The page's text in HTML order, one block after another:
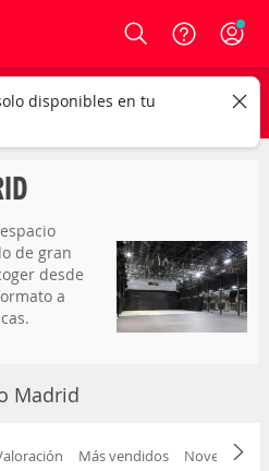
Login
CAMBIAR
de gran
desde
a
Madrid
Más vendidos Novedad
disponibles en tu